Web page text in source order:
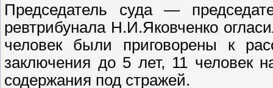
Председатель суда —
ревтрибунала Н.И.Яковченко
человек были приговорены к
заключения до 5 лет, 11 человек
содержания под стражей.